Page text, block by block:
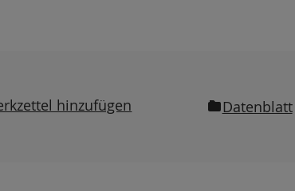
hinzufügen Datenblatt